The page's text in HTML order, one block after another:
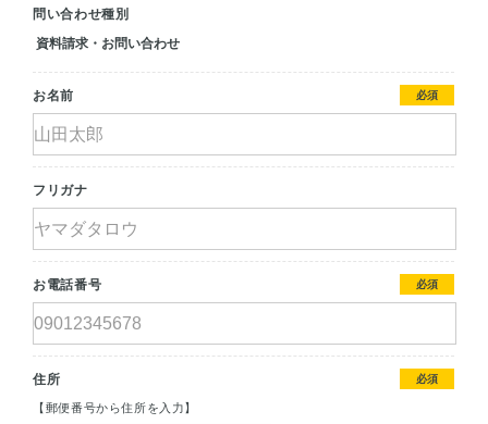
問い合わせ種別
資料請求・お問い合わせ
お名前 必須
フリガナ
お電話番号 必須
住所 必須
【郵便番号から住所を入力】